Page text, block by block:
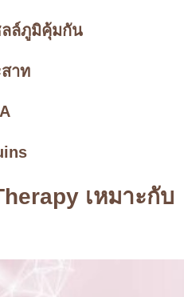
ล์ภูมิคุ้มกัน
าท
เหมาะกับ